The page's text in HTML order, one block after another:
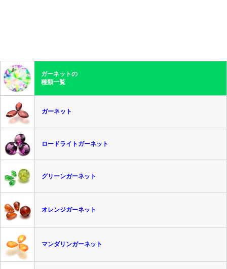
ガーネットの
種類一覧
ガーネット
ロードライトガーネット
グリーンガーネット
オレンジガーネット
マンダリンガーネット